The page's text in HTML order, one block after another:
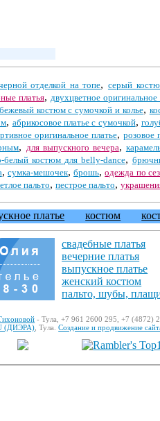
отделкой на топе, серый
платья, двухцветное оригинальное
костюм с сумочкой и колье,
, абрикосовое платье с сумочкой,
оригинальное платье,розовое
, для выпускного вечера,
белый костюм для belly-dance,
, сумка-мешочек,брошь,одежда по
пальто,пестрое пальто,
платье костюм
свадебные платья
вечерние платья
выпускное платье
женский костюм
пальто, шубы,
- Тула, +7 961 2600 295, +7 (4872)
(ДИЭРА) , Тула.Создание и продвижение